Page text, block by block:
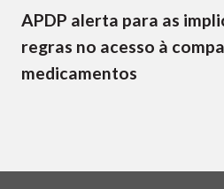
APDP alerta para as
regras no acesso à
medicamentos